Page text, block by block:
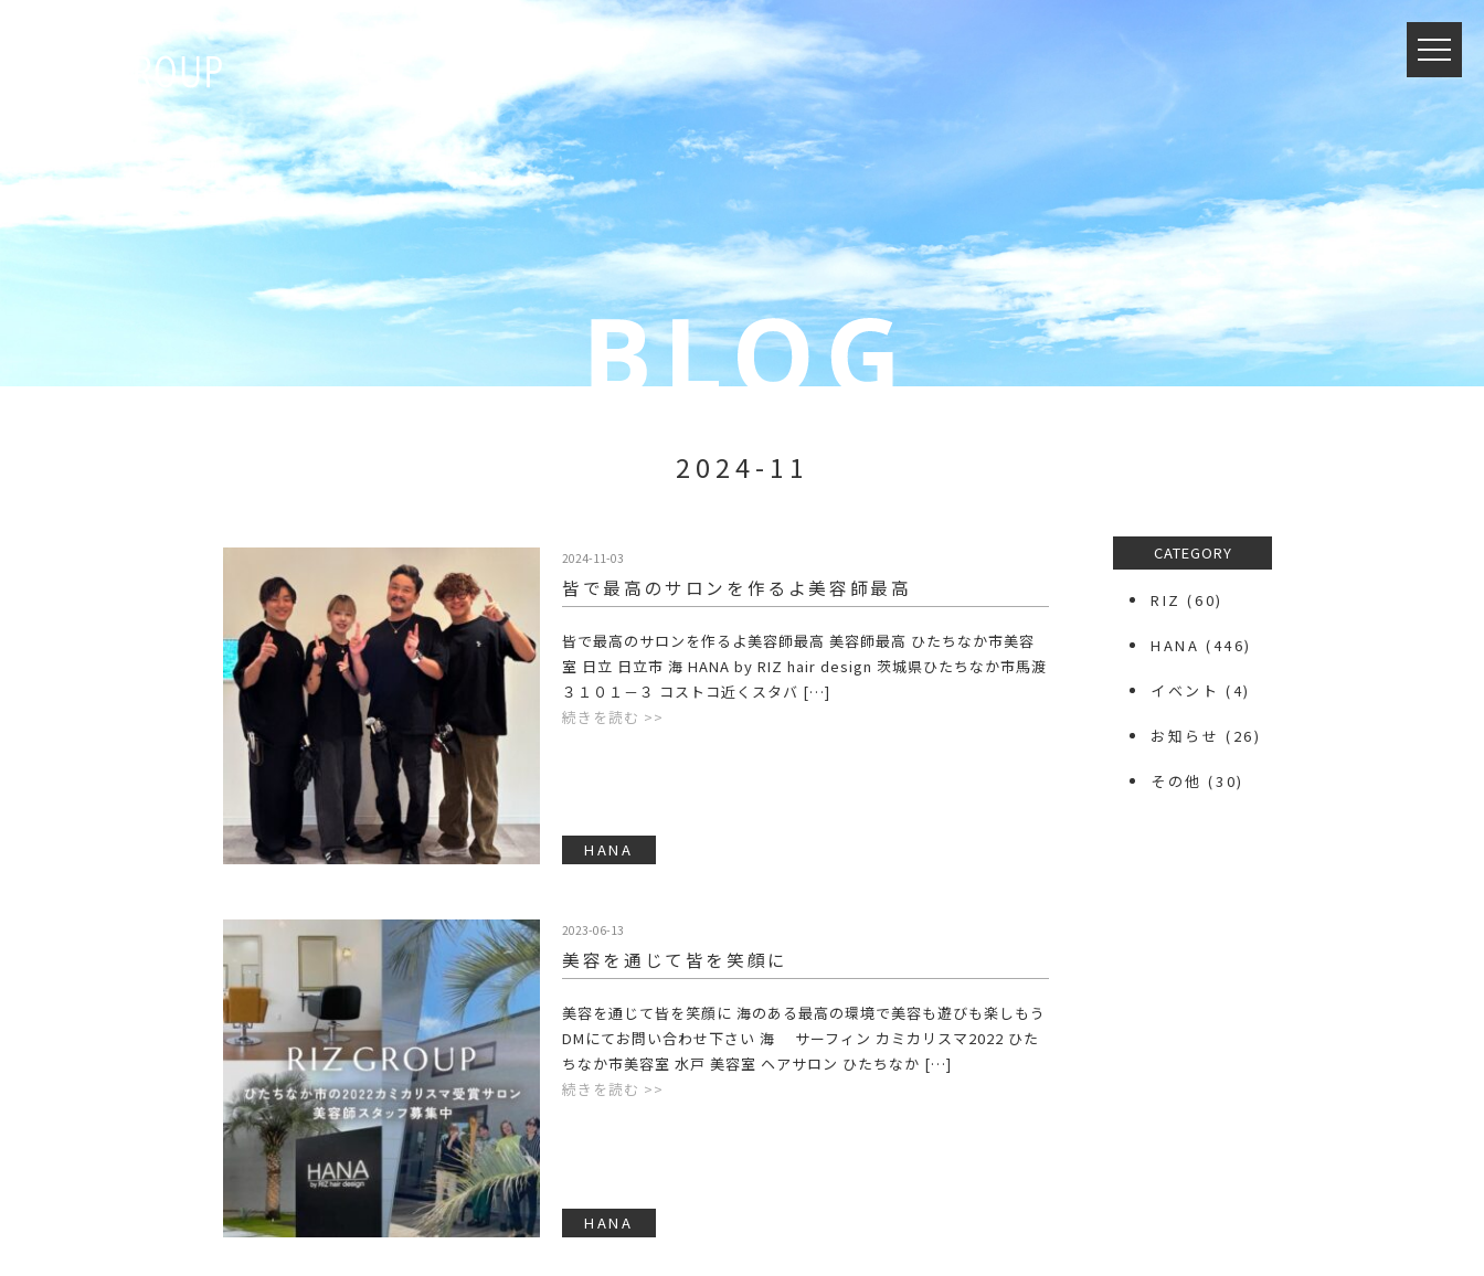
2024-11
2024-11-03
皆で最高のサロンを作るよ️美容師最高️
皆で最高のサロンを作るよ️美容師最高️ 美容師最高 ひたちなか市美容
室 日立 日立市 海 HANA by RIZ hair design 茨城県ひたちなか市馬渡
３１０１－３ コストコ近くスタバ […]
続きを読む >>
HANA
2023-06-13
美容を通じて皆を笑顔に️
美容を通じて皆を笑顔に️ 海のある最高の環境で美容も遊びも楽しもう️
DMにてお問い合わせ下さい 海 サーフィン カミカリスマ2022 ひた
ちなか市美容室 水戸 美容室 ヘアサロン ひたちなか […]
続きを読む >>
HANA
CATEGORY
RIZ (60)
HANA (446)
イベント (4)
お知らせ (26)
その他 (30)